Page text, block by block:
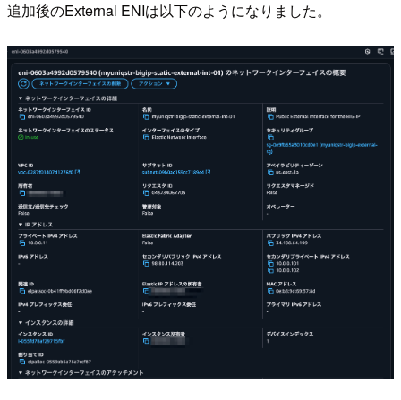
追加後のExternal ENIは以下のようになりました。